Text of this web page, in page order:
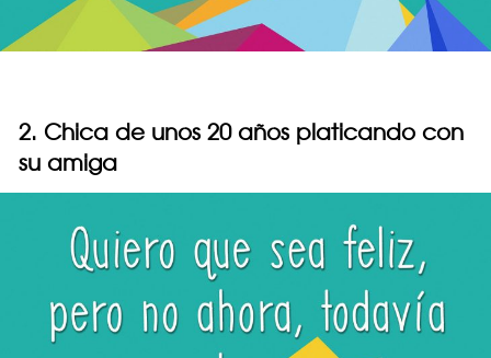
2. Chica de unos 20 años platicando con
su amiga